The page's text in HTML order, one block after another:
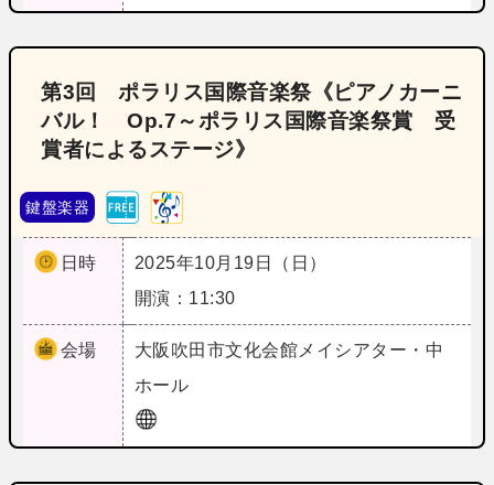
第3回 ポラリス国際音楽祭《ピアノカーニ
バル！ Op.7～ポラリス国際音楽祭賞 受
賞者によるステージ》
鍵盤楽器
日時
2025年10月19日（日）
開演：11:30
会場 大阪 吹田市文化会館メイシアター・中
ホール